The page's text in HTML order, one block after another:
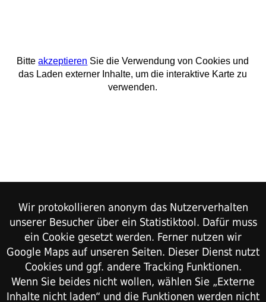
Wir protokollieren anonym das Nutzerverhalten
unserer Besucher über ein Statistiktool. Dafür muss
ein Cookie gesetzt werden. Ferner nutzen wir
Google Maps auf unseren Seiten. Dieser Dienst nutzt
Cookies und ggf. andere Tracking Funktionen.
Wenn Sie beides nicht wollen, wählen Sie „Externe
Inhalte nicht laden“ und die Funktionen werden nicht